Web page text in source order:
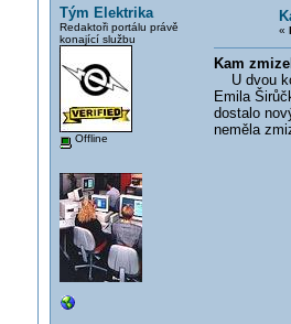
Tým Elektrika
Redaktoři portálu právě
konající službu
Offline
«
Kam
U dvou
Emila
dostalo
neměla